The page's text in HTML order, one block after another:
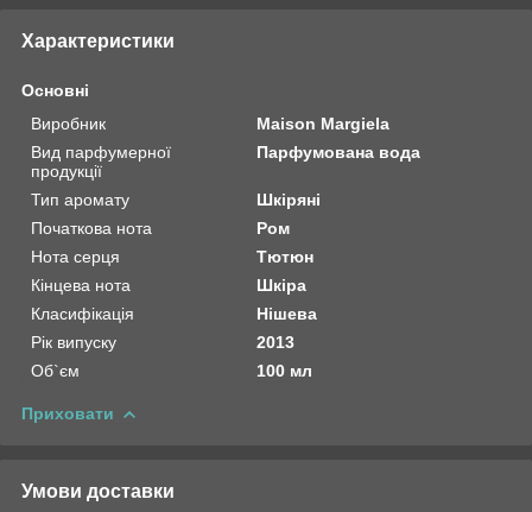
Характеристики
Основні
Виробник
Maison Margiela
Вид парфумерної
продукції
Парфумована вода
Тип аромату
Шкіряні
Початкова нота
Ром
Нота серця
Тютюн
Кінцева нота
Шкіра
Класифікація
Нішева
Рік випуску
2013
Об`єм
100 мл
Приховати
Умови доставки